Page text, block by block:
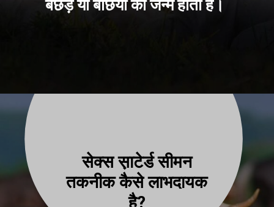
बछड़े या बछिया का जन्म होता है।
सेक्स स़ाटेर्ड सीमन
तकनीक कैसे लाभदायक
है?